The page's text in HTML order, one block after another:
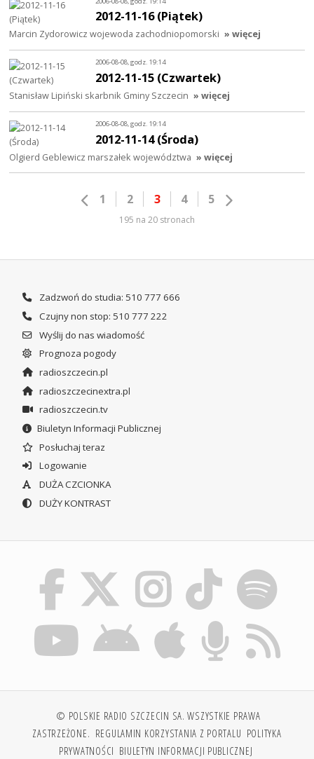
2012-11-16 (Piątek)
Marcin Zydorowicz wojewoda zachodniopomorski » więcej
2006-08-08, godz. 19:14
2012-11-15 (Czwartek)
Stanisław Lipiński skarbnik Gminy Szczecin » więcej
2006-08-08, godz. 19:14
2012-11-14 (Środa)
Olgierd Geblewicz marszałek województwa » więcej
1 2 3 4 5
195 na 20 stronach
Zadzwoń do studia: 510 777 666
Czujny non stop: 510 777 222
Wyślij do nas wiadomość
Prognoza pogody
radioszczecin.pl
radioszczecinextra.pl
radioszczecin.tv
Biuletyn Informacji Publicznej
Posłuchaj teraz
Logowanie
DUŻA CZCIONKA
DUŻY KONTRAST
© POLSKIE RADIO SZCZECIN SA. WSZYSTKIE PRAWA
ZASTRZEŻONE. REGULAMIN KORZYSTANIA Z PORTALU POLITYKA
PRYWATNOŚCI BIULETYN INFORMACJI PUBLICZNEJ